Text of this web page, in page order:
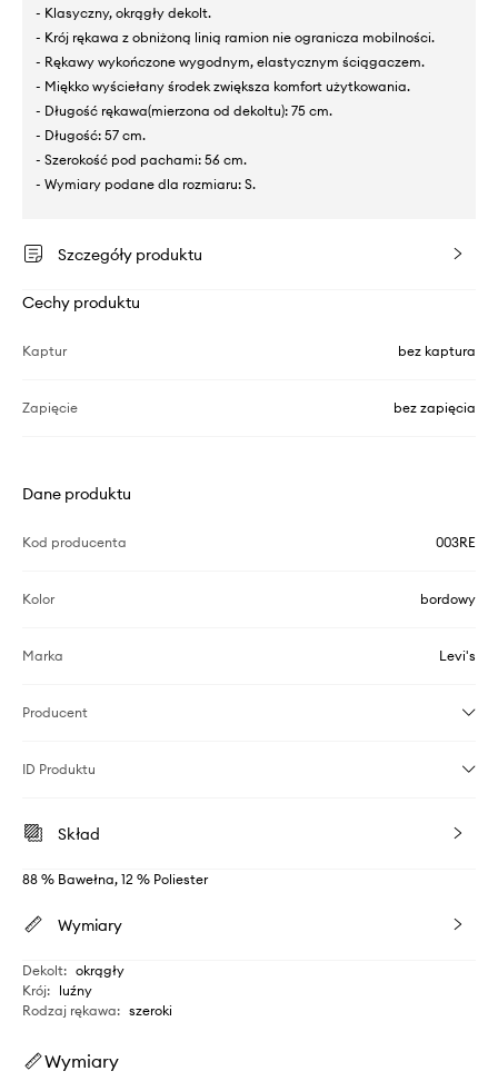
- Klasyczny, okrągły dekolt.
- Krój rękawa z obniżoną linią ramion nie ogranicza mobilności.
- Rękawy wykończone wygodnym, elastycznym ściągaczem.
- Miękko wyściełany środek zwiększa komfort użytkowania.
- Długość rękawa(mierzona od dekoltu): 75 cm.
- Długość: 57 cm.
- Szerokość pod pachami: 56 cm.
- Wymiary podane dla rozmiaru: S.
Szczegóły produktu
Cechy produktu
Kaptur bez kaptura
Zapięcie bez zapięcia
Dane produktu
Kod producenta 003RE
Kolor bordowy
Marka Levi's
Producent
ID Produktu
Skład
88 % Bawełna, 12 % Poliester
Wymiary
Dekolt: okrągły
Krój: luźny
Rodzaj rękawa: szeroki
Wymiary